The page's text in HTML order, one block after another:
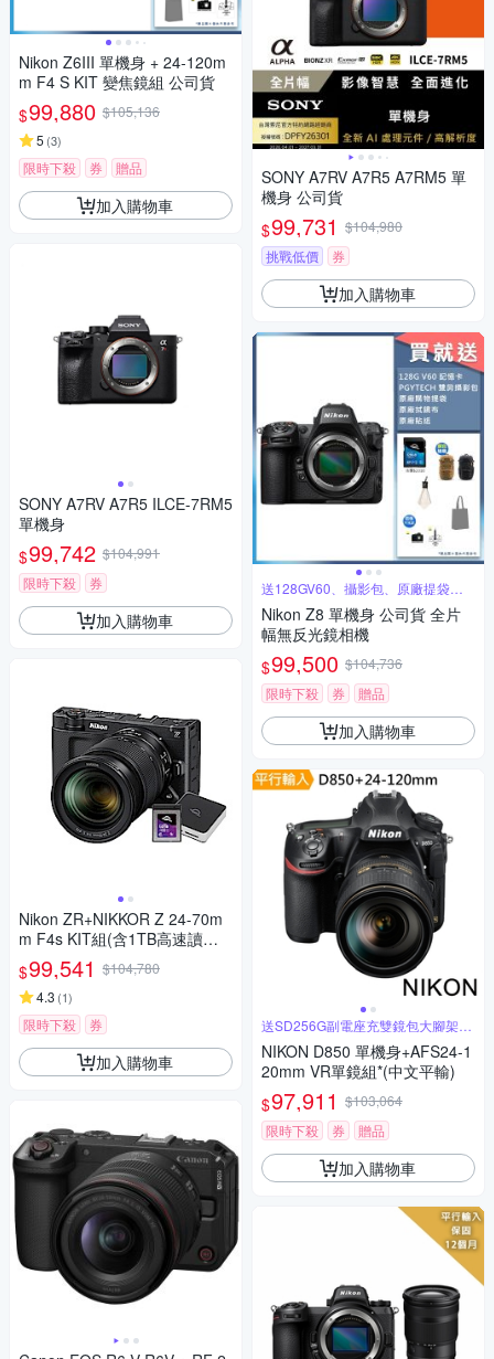
Nikon Z6III 單機身 + 24-120m
m F4 S KIT 變焦鏡組 公司貨
$99,880 $105,136
5 (3)
限時下殺 券 贈品
加入購物車
SONY A7RV A7R5 ILCE-7RM5
單機身
$99,742 $104,991
限時下殺
券
加入購物車
Nikon ZR+NIKKOR Z 24-70m
m F4s KIT組(含1TB高速讀寫
記憶卡+雙槽讀卡機)
$99,541 $104,780
4.3 (1)
限時下殺 券
加入購物車
SONY A7RV A7R5 A7RM5 單
機身 公司貨
$99,731 $104,980
挑戰低價
券
加入購物車
送128GV60、攝影包、原廠提袋等
好禮
Nikon Z8 單機身 公司貨 全片
幅無反光鏡相機
$99,500 $104,736
限時下殺
券 贈品
加入購物車
送SD256G副電座充雙鏡包大腳架豪
華組
NIKON D850 單機身+AFS24-1
20mm VR單鏡組*(中文平輸)
$97,911 $103,064
限時下殺
券 贈品
加入購物車